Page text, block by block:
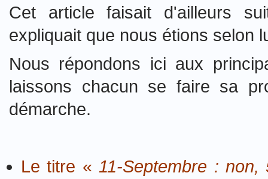
Cet article faisait d'ailleurs
expliquait que nous étions selon
Nous répondons ici aux
laissons chacun se faire sa
démarche.
Le titre « 11-Septembre :